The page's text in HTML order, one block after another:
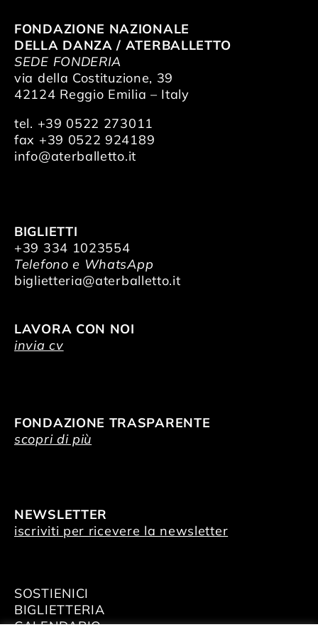
FONDAZIONE NAZIONALE
DELLA DANZA / ATERBALLETTO
SEDE FONDERIA
via della Costituzione, 39
42124 Reggio Emilia – Italy
tel. +39 0522 273011
fax +39 0522 924189
info@aterballetto.it
BIGLIETTI
+39 334 1023554
Telefono e WhatsApp
biglietteria@aterballetto.it
LAVORA CON NOI
invia cv
FONDAZIONE TRASPARENTE
scopri di più
NEWSLETTER
iscriviti per ricevere la newsletter
SOSTIENICI
BIGLIETTERIA
CALENDARIO